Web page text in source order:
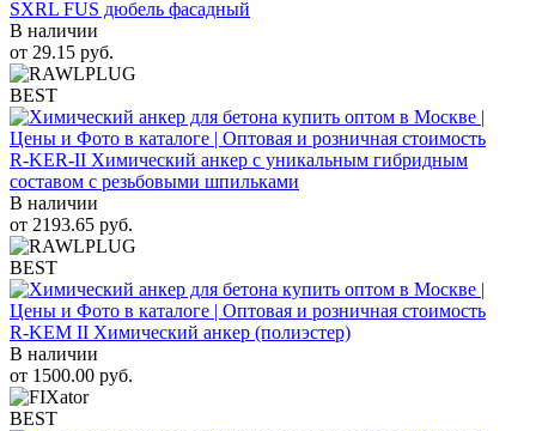
SXRL FUS дюбель фасадный
В наличии
от 29.15 руб.
BEST
R-KER-II Химический анкер с уникальным гибридным
составом с резьбовыми шпильками
В наличии
от 2193.65 руб.
BEST
R-KEM II Химический анкер (полиэстер)
В наличии
от 1500.00 руб.
BEST